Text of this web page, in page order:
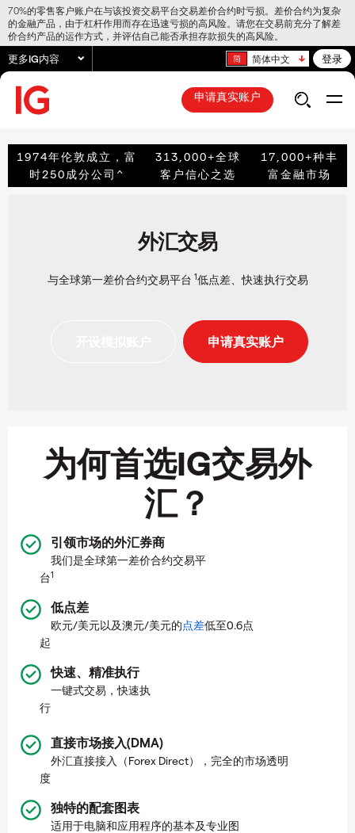
70%的零售客户账户在与该投资交易平台交易差价合约时亏损。差价合约为复杂
的金融产品，由于杠杆作用而存在迅速亏损的高风险。请您在交易前充分了解差
价合约产品的运作方式，并评估自己能否承担存款损失的高风险。
更多IG内容 简体中文 登录
申请真实账户
1974年伦敦成立，富
时250成分公司^
313,000+全球
客户信心之选
17,000+种丰
富金融市场
外汇交易
与全球第一差价合约交易平台 1低点差、快速执行交易
申请真实账户
为何首选IG交易外
汇？
引领市场的外汇券商
我们是全球第一差价合约交易平
台1
低点差
欧元/美元以及澳元/美元的点差低至0.6点
起
快速、精准执行
一键式交易，快速执
行
直接市场接入(DMA)
外汇直接接入（Forex Direct），完全的市场透明
度
独特的配套图表
适用于电脑和应用程序的基本及专业图